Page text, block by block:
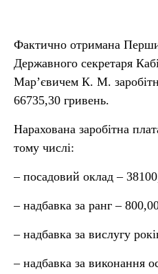
Фактично отримана
Державного секретаря
Мар’євичем К. М.
66735,30 гривень.
Нарахована заробітна
тому числі:
– посадовий оклад –
– надбавка за ранг –
– надбавка за вислугу
– надбавка за виконання